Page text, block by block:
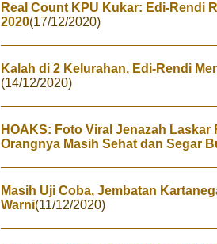
Real Count KPU Kukar: Edi-Rendi
2020(17/12/2020)
Kalah di 2 Kelurahan, Edi-Rendi
(14/12/2020)
HOAKS: Foto Viral Jenazah Laskar
Orangnya Masih Sehat dan Segar
Masih Uji Coba, Jembatan
Warni(11/12/2020)